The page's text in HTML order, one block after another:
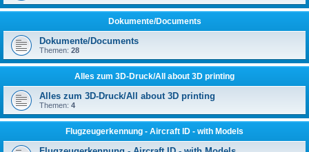
Dokumente/Documents
Dokumente/Documents
Themen: 28
Alles zum 3D-Druck/All about 3D printing
Alles zum 3D-Druck/All about 3D printing
Themen: 4
Flugzeugerkennung - Aircraft ID - with Models